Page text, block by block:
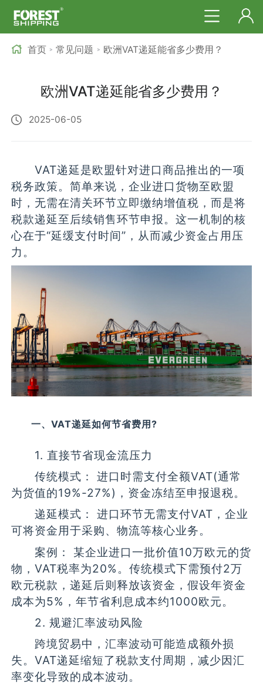
首页 > 常见问题 > 欧洲VAT递延能省多少费用？
欧洲VAT递延能省多少费用？
2025-06-05
VAT递延是欧盟针对进口商品推出的一项
税务政策。简单来说，企业进口货物至欧盟
时，无需在清关环节立即缴纳增值税，而是将
税款递延至后续销售环节申报。这一机制的核
心在于“延缓支付时间”，从而减少资金占用压
力。
一、VAT递延如何节省费用?
1. 直接节省现金流压力
传统模式： 进口时需支付全额VAT(通常
为货值的19%-27%)，资金冻结至申报退税。
递延模式： 进口环节无需支付VAT，企业
可将资金用于采购、物流等核心业务。
案例： 某企业进口一批价值10万欧元的货
物，VAT税率为20%。传统模式下需预付2万
欧元税款，递延后则释放该资金，假设年资金
成本为5%，年节省利息成本约1000欧元。
2. 规避汇率波动风险
跨境贸易中，汇率波动可能造成额外损
失。VAT递延缩短了税款支付周期，减少因汇
率变化导致的成本波动。